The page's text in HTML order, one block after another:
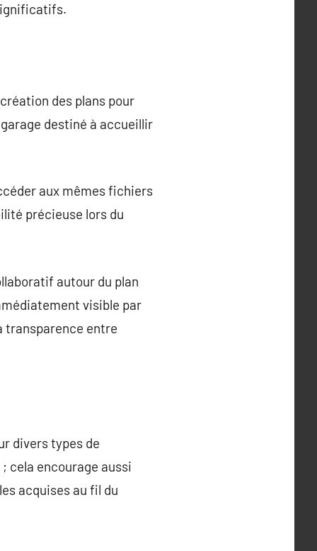
des plans pour
garage destiné à accueillir
aux mêmes fichiers
précieuse lors du
autour du plan
visible par
transparence entre
divers types de
cela encourage aussi
acquises au fil du